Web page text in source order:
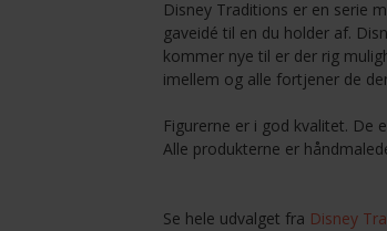
Disney Traditions er en serie
gaveidé til en du holder af.
kommer nye til er der rig
imellem og alle fortjener de
Figurerne er i god kvalitet. De
Alle produkterne er
Se hele udvalget fra Disney